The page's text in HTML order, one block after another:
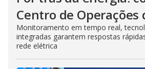
Centro de Operações
Monitoramento em tempo real,
integradas garantem respostas
rede elétrica